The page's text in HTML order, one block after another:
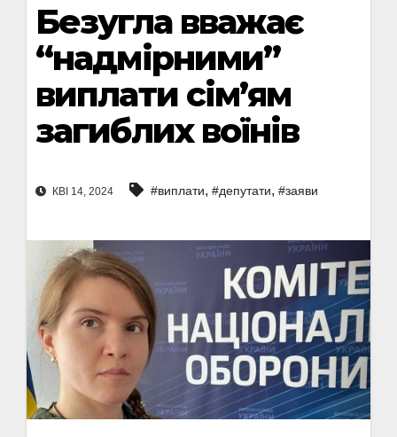
Безугла вважає
“надмірними”
виплати сім’ям
загиблих воїнів
КВІ 14, 2024 #виплати, #депутати, #заяви